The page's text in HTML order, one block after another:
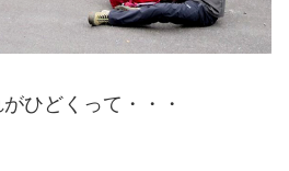
ひどくって・・・